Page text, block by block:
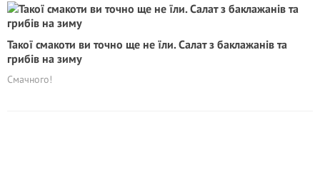
Такої смакоти ви точно ще не їли. Салат з баклажанів та
грибів на зиму
Смачного!